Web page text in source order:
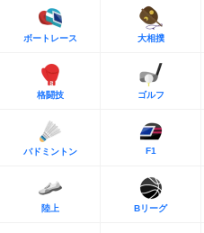
ボートレース 大相撲
格闘技 ゴルフ
バドミントン F1
陸上 Bリーグ